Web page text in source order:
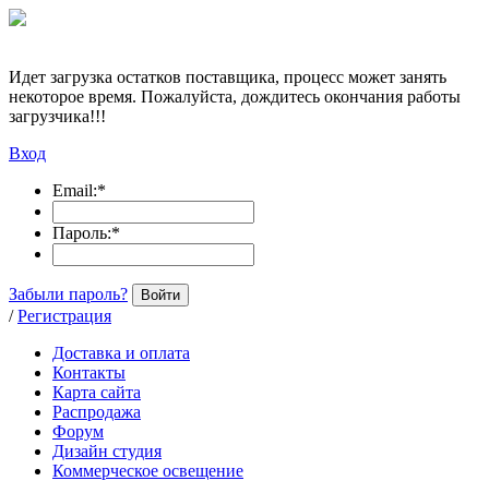
Идет загрузка остатков поставщика, процесс может занять
некоторое время. Пожалуйста, дождитесь окончания работы
загрузчика!!!
Вход
Email:*
Пароль:*
Забыли пароль? Войти
/ Регистрация
Доставка и оплата
Контакты
Карта сайта
Распродажа
Форум
Дизайн студия
Коммерческое освещение